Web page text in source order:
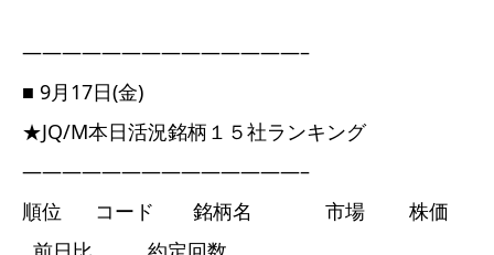
——————————————–
■ 9月17日(金)
★JQ/M本日活況銘柄１５社ランキング
——————————————–
順位 コード 銘柄名 市場 株価